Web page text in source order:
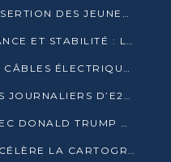
AUBEVILLE : LE CENTRE D’INSERTION DES JEUNES PRÊT À OUVRIR SES PORTES
INFRASTRUCTURES, CROISSANCE ET STABILITÉ : LA GUINÉE AFFÛTE SES AMBITIONS
E2C CONDAMNE LE VOL DES CÂBLES ÉLECTRIQUES APRÈS UNE VIDÉO VIRALE
LA COLÈRE MONTE CHEZ LES JOURNALIERS D’E2C QUI DÉNONCENT 20 ANS DE PRÉCARITÉ
XI JINPING S’ENTRETIENT AVEC DONALD TRUMP À BEIJING
NUMÉRIQUE : LE CONGO ACCÉLÈRE LA CARTOGRAPHIE DE SES INFRASTRUCTURES DIGITALES